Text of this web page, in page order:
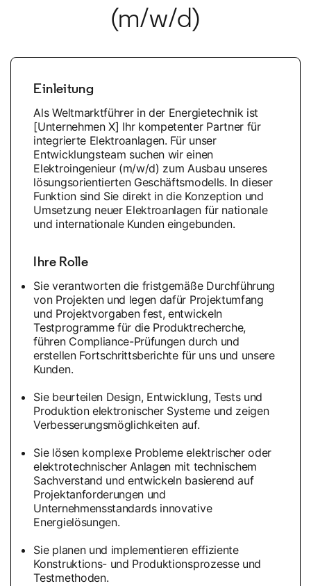
(m/w/d)
Einleitung
Als Weltmarktführer in der Energietechnik ist
[Unternehmen X] Ihr kompetenter Partner für
integrierte Elektroanlagen. Für unser
Entwicklungsteam suchen wir einen
Elektroingenieur (m/w/d) zum Ausbau unseres
lösungsorientierten Geschäftsmodells. In dieser
Funktion sind Sie direkt in die Konzeption und
Umsetzung neuer Elektroanlagen für nationale
und internationale Kunden eingebunden.
Ihre Rolle
Sie verantworten die fristgemäße Durchführung
von Projekten und legen dafür Projektumfang
und Projektvorgaben fest, entwickeln
Testprogramme für die Produktrecherche,
führen Compliance-Prüfungen durch und
erstellen Fortschrittsberichte für uns und unsere
Kunden.
Sie beurteilen Design, Entwicklung, Tests und
Produktion elektronischer Systeme und zeigen
Verbesserungsmöglichkeiten auf.
Sie lösen komplexe Probleme elektrischer oder
elektrotechnischer Anlagen mit technischem
Sachverstand und entwickeln basierend auf
Projektanforderungen und
Unternehmensstandards innovative
Energielösungen.
Sie planen und implementieren effiziente
Konstruktions- und Produktionsprozesse und
Testmethoden.